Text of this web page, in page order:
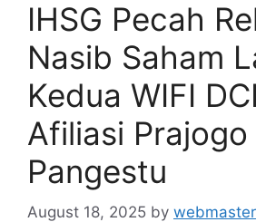
IHSG Pecah
Nasib Saham
Kedua WIFI
Afiliasi Prajogo
Pangestu
August 18, 2025 by webmaster